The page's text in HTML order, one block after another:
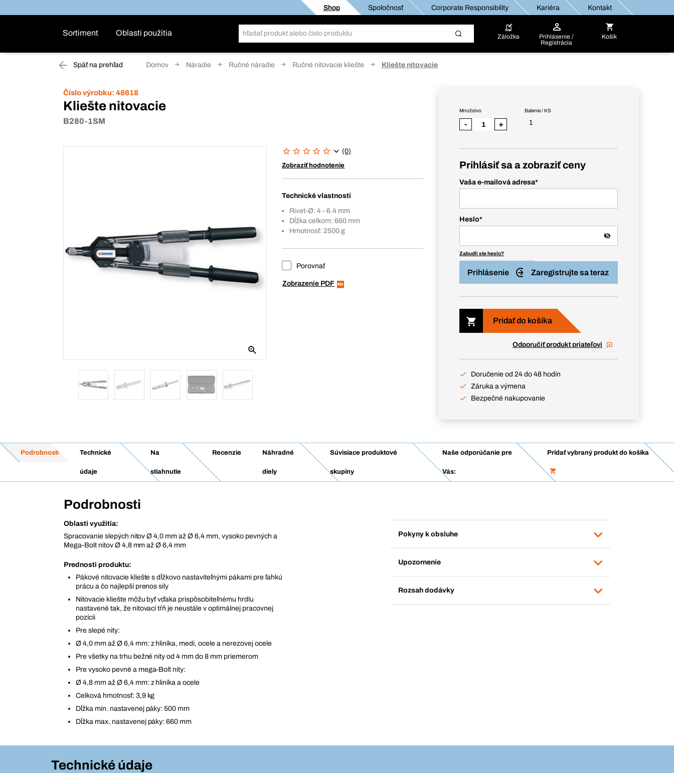
Shop Spoločnosť Corporate Responsibility Kariéra Kontakt
Sortiment Oblasti použitia Záložka
Prihlásenie /
Registrácia
Košík
Späť na prehľad Domov Náradie Ručné náradie Ručné nitovacie kliešte Kliešte nitovacie
Číslo výrobku: 48618
Kliešte nitovacie
B280-1SM
(0)
Zobraziť hodnotenie
Technické vlastnosti
Rivet-Ø: 4 - 6.4 mm
Dĺžka celkom: 660 mm
Hmotnosť: 2500 g
Porovnať
Zobrazenie PDF
Balenie / KS
1
Množstvo
- +
Prihlásiť sa a zobraziť ceny
Vaša e-mailová adresa*
Heslo*
Zabudli ste heslo?
Prihlásenie Zaregistrujte sa teraz
Pridať do košíka
Odporučiť produkt priateľovi
Doručenie od 24 do 48 hodín
Záruka a výmena
Bezpečné nakupovanie
Podrobnosti Technické
údaje
Na
stiahnutie
Recenzie Náhradné
diely
Súvisiace produktové
skupiny
Naše odporúčanie pre
Vás:
Pridať vybraný produkt do košíka
Podrobnosti
Oblasti využitia:
Spracovanie slepých nitov Ø 4,0 mm až Ø 6,4 mm, vysoko pevných a
Mega-Bolt nitov Ø 4,8 mm až Ø 6,4 mm
Prednosti produktu:
Pákové nitovacie kliešte s dĺžkovo nastaviteľnými pákami pre ľahkú
prácu a čo najlepší prenos sily
Nitovacie kliešte môžu byť vďaka prispôsobiteľnému hrdlu
nastavené tak, že nitovací tŕň je neustále v optimálnej pracovnej
pozícii
Pre slepé nity:
Ø 4,0 mm až Ø 6,4 mm: z hliníka, medi, ocele a nerezovej ocele
Pre všetky na trhu bežné nity od 4 mm do 8 mm priemerom
Pre vysoko pevné a mega-Bolt nity:
Ø 4,8 mm až Ø 6,4 mm: z hliníka a ocele
Celková hmotnosť: 3,9 kg
Dĺžka min. nastavenej páky: 500 mm
Dĺžka max. nastavenej páky: 660 mm
Pokyny k obsluhe
Upozornenie
Rozsah dodávky
Technické údaje